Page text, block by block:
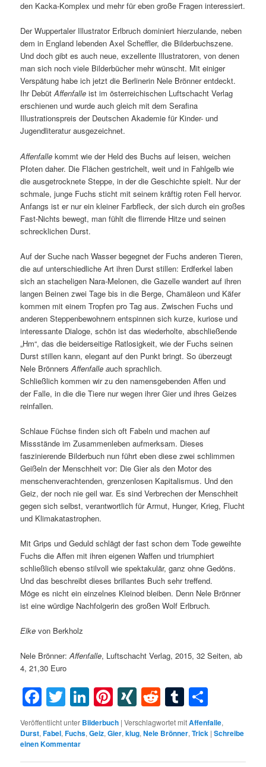
den Kacka-Komplex und mehr für eben große Fragen interessiert.
Der Wuppertaler Illustrator Erlbruch dominiert hierzulande, neben
dem in England lebenden Axel Scheffler, die Bilderbuchszene.
Und doch gibt es auch neue, exzellente Illustratoren, von denen
man sich noch viele Bilderbücher mehr wünscht. Mit einiger
Verspätung habe ich jetzt die Berlinerin Nele Brönner entdeckt.
Ihr DebütAffenfalle ist im österreichischen Luftschacht Verlag
erschienen und wurde auch gleich mit dem Serafina
Illustrationspreis der Deutschen Akademie für Kinder- und
Jugendliteratur ausgezeichnet.
Affenfalle kommt wie der Held des Buchs auf leisen, weichen
Pfoten daher. Die Flächen gestrichelt, weit und in Fahlgelb wie
die ausgetrocknete Steppe, in der die Geschichte spielt. Nur der
schmale, junge Fuchs sticht mit seinem kräftig roten Fell hervor.
Anfangs ist er nur ein kleiner Farbfleck, der sich durch ein großes
Fast-Nichts bewegt, man fühlt die flirrende Hitze und seinen
schrecklichen Durst.
Auf der Suche nach Wasser begegnet der Fuchs anderen Tieren,
die auf unterschiedliche Art ihren Durst stillen: Erdferkel laben
sich an stacheligen Nara-Melonen, die Gazelle wandert auf ihren
langen Beinen zwei Tage bis in die Berge, Chamäleon und Käfer
kommen mit einem Tropfen pro Tag aus. Zwischen Fuchs und
anderen Steppenbewohnern entspinnen sich kurze, kuriose und
interessante Dialoge, schön ist das wiederholte, abschließende
„Hm“, das die beiderseitige Ratlosigkeit, wie der Fuchs seinen
Durst stillen kann, elegant auf den Punkt bringt. So überzeugt
Nele BrönnersAffenfalle auch sprachlich.
Schließlich kommen wir zu den namensgebenden Affen und
der Falle, in die die Tiere nur wegen ihrer Gier und ihres Geizes
reinfallen.
Schlaue Füchse finden sich oft Fabeln und machen auf
Missstände im Zusammenleben aufmerksam. Dieses
faszinierende Bilderbuch nun führt eben diese zwei schlimmen
Geißeln der Menschheit vor: Die Gier als den Motor des
menschenverachtenden, grenzenlosen Kapitalismus. Und den
Geiz, der noch nie geil war. Es sind Verbrechen der Menschheit
gegen sich selbst, verantwortlich für Armut, Hunger, Krieg, Flucht
und Klimakatastrophen.
Mit Grips und Geduld schlägt der fast schon dem Tode geweihte
Fuchs die Affen mit ihren eigenen Waffen und triumphiert
schließlich ebenso stilvoll wie spektakulär, ganz ohne Gedöns.
Und das beschreibt dieses brillantes Buch sehr treffend.
Möge es nicht ein einzelnes Kleinod bleiben. Denn Nele Brönner
ist eine würdige Nachfolgerin des großen Wolf Erlbruch.
Elke von Berkholz
Nele Brönner:Affenfalle, Luftschacht Verlag, 2015, 32 Seiten, ab
4, 21,30 Euro
Facebook
Twitter
LinkedIn
Pinterest
XINGRedditTumblr
Veröffentlicht unter Bilderbuch |Verschlagwortet mitAffenfalle,
Durst,Fabel,Fuchs,Geiz,Gier,klug,Nele Brönner,Trick |Schreibe
einen Kommentar